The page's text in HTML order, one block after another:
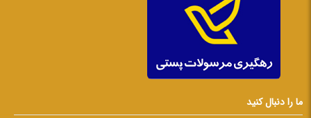
ما را دنبال کنید